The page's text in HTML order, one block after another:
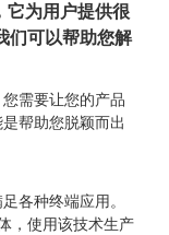
它为用户提供很
们可以帮助您解
需要让您的产品
帮助您脱颖而出
各种终端应用。
，使用该技术生产